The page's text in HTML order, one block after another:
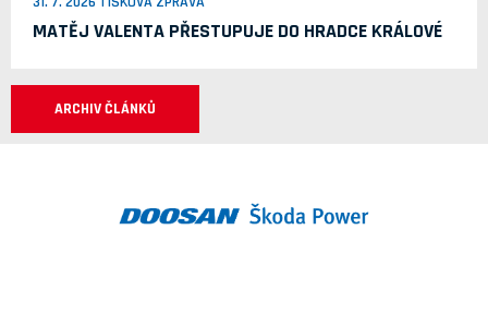
MATĚJ VALENTA PŘESTUPUJE DO HRADCE KRÁLOVÉ
ARCHIV ČLÁNKŮ